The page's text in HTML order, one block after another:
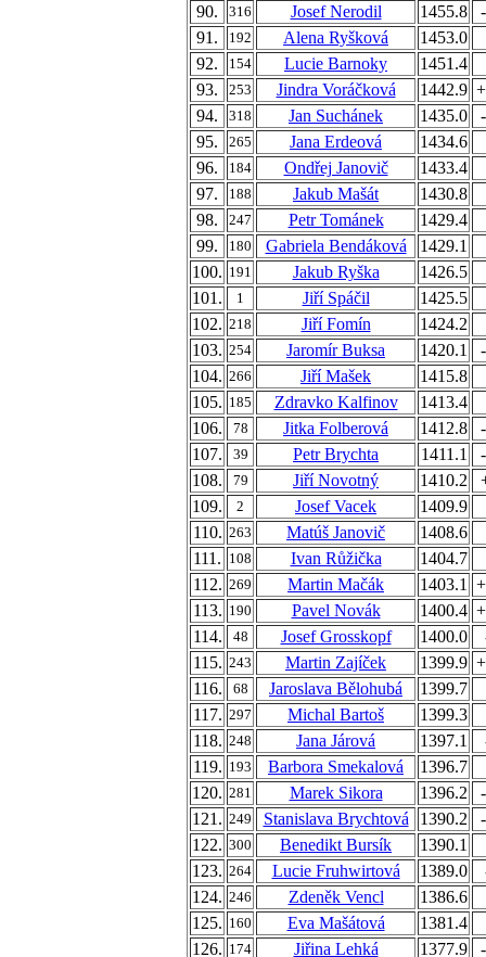
90.
316 Josef Nerodil 1455.8
91.
192 Alena Ryšková
1453.0
92.
154 Lucie Barnoky
1451.4
93.
253 Jindra Voráčková 1442.9
94.
318 Jan Suchánek 1435.0
95.
265 Jana Erdeová
1434.6
96.
184 Ondřej Janovič
1433.4
97.
188 Jakub Mašát
1430.8
98.
247 Petr Tománek
1429.4
99.
180 Gabriela Bendáková
1429.1
100. 191 Jakub Ryška
1426.5
101.
1 Jiří Spáčil
1425.5
102. 218 Jiří Fomín
1424.2
103. 254 Jaromír Buksa 1420.1
104. 266 Jiří Mašek
1415.8
105. 185 Zdravko Kalfinov
1413.4
106.
78 Jitka Folberová 1412.8
107.
39 Petr Brychta 1411.1
108.
79 Jiří Novotný 1410.2
109.
2 Josef Vacek
1409.9
110. 263 Matúš Janovič
1408.6
111. 108 Ivan Růžička
1404.7
112. 269 Martin Mačák 1403.1
113. 190 Pavel Novák 1400.4
114.
48 Josef Grosskopf 1400.0
115. 243 Martin Zajíček 1399.9
116.
68 Jaroslava Bělohubá
1399.7
117. 297 Michal Bartoš
1399.3
118. 248 Jana Járová 1397.1
119. 193 Barbora Smekalová
1396.7
120. 281 Marek Sikora 1396.2
121. 249 Stanislava Brychtová 1390.2
122. 300 Benedikt Bursík
1390.1
123. 264 Lucie Fruhwirtová 1389.0
124. 246 Zdeněk Vencl
1386.6
125. 160 Eva Mašátová
1381.4
126. 174 Jiřina Lehká 1377.9